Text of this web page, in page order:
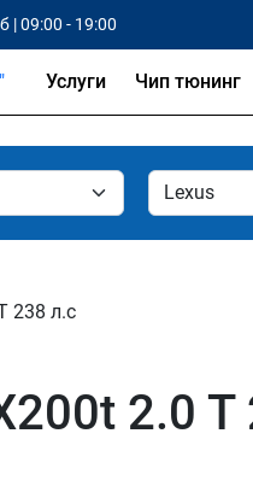
| 09:00 - 19:00
Услуги Чип тюнинг
238 л.с
2.0